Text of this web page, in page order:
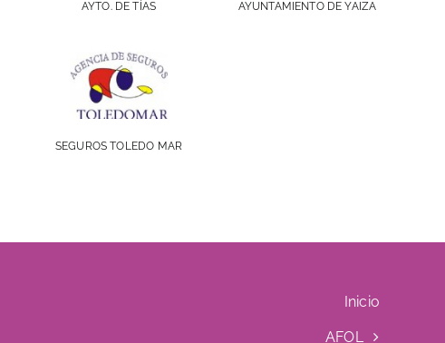
AYTO. DE TÍAS
AYUNTAMIENTO DE YAIZA
SEGUROS TOLEDO MAR
Inicio
AFOL